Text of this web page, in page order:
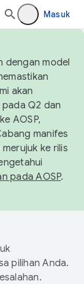
Masuk
dengan model
akan
Q2 dan
AOSP,
manifes
ke rilis
pada AOSP.
pilihan Anda.